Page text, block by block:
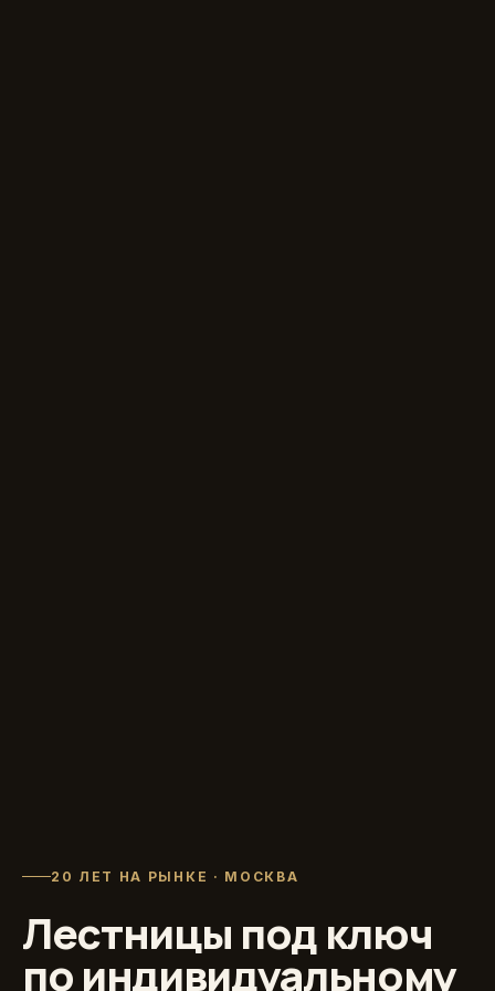
20 ЛЕТ НА РЫНКЕ · МОСКВА
Лестницы под ключ
по индивидуальному